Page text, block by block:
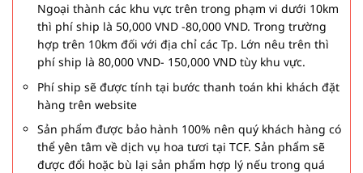
Ngoại thành các khu vực trên trong phạm vi dưới 10km
thì phí ship là 50,000 VND -80,000 VND. Trong trường
hợp trên 10km đối với địa chỉ các Tp. Lớn nêu trên thì
phí ship là 80,000 VND- 150,000 VND tùy khu vực.
Phí ship sẽ được tính tại bước thanh toán khi khách đặt
hàng trên website
Sản phẩm được bảo hành 100% nên quý khách hàng có
thể yên tâm về dịch vụ hoa tươi tại TCF. Sản phẩm sẽ
được đổi hoặc bù lại sản phẩm hợp lý nếu trong quá